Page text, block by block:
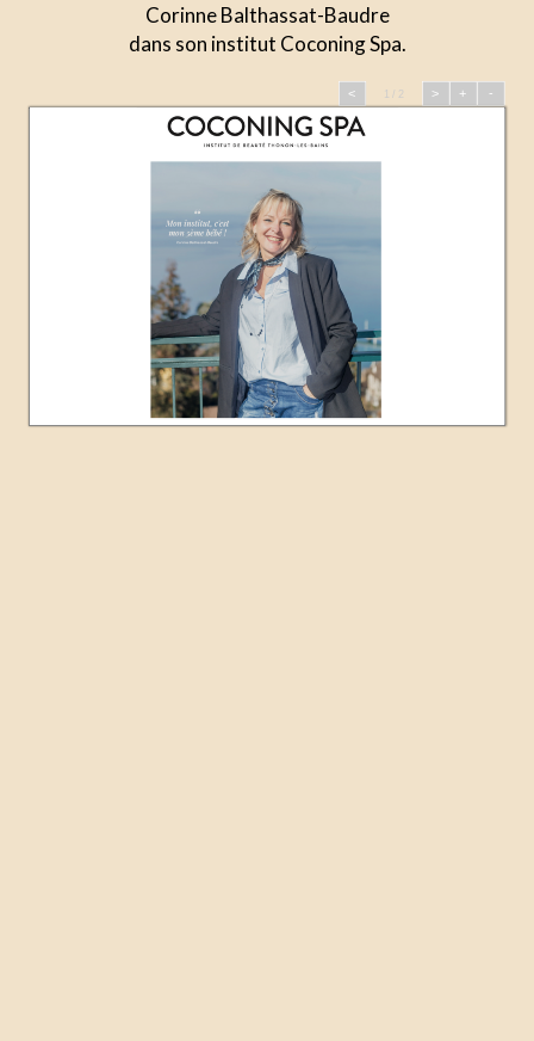
Corinne Balthassat-Baudre
dans son institut Coconing Spa.
< 1 / 2 > + -